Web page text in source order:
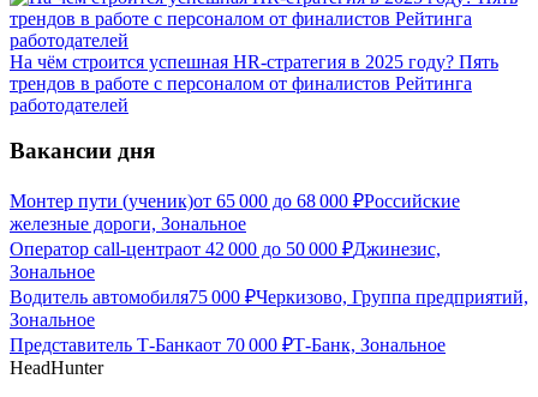
На чём строится успешная HR-стратегия в 2025 году? Пять
трендов в работе с персоналом от финалистов Рейтинга
работодателей
Вакансии дня
Монтер пути (ученик)от 65 000 до 68 000 ₽Российские
железные дороги, Зональное
Оператор call-центраот 42 000 до 50 000 ₽Джинезис,
Зональное
Водитель автомобиля75 000 ₽Черкизово, Группа предприятий,
Зональное
Представитель Т-Банкаот 70 000 ₽Т-Банк, Зональное
HeadHunter